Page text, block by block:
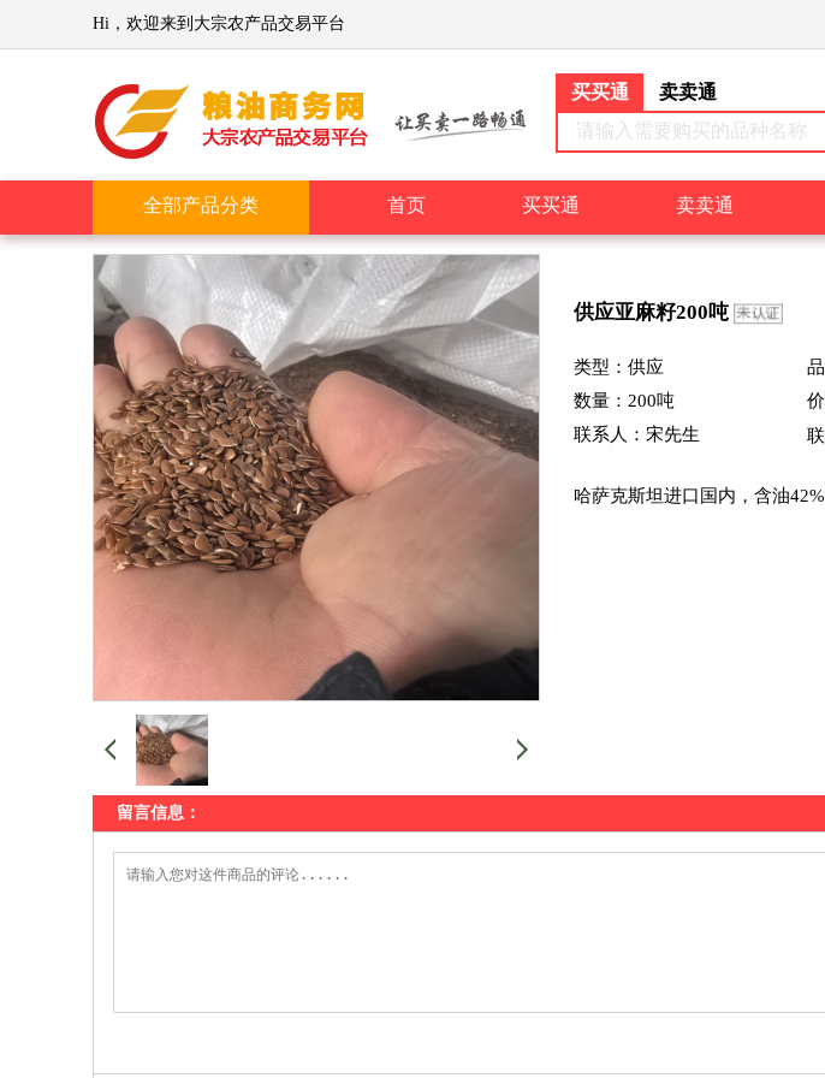
Hi，欢迎来到大宗农产品交易平台
买买通
卖卖通
请输入需要购买的品种名称
全部产品分类 首页 买买通 卖卖通
供应亚麻籽200吨
类型： 供应
数量： 200吨
联系人：宋先生
哈萨克斯坦进口国内，含油
留言信息：